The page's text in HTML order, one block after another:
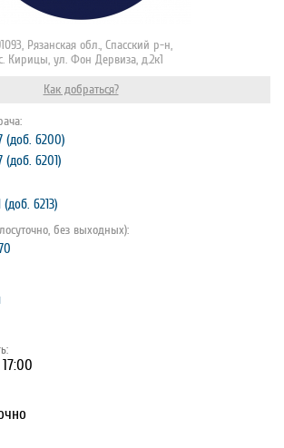
Рязанская обл., Спасский р-н,
Кирицы, ул. Фон Дервиза, д.2к1
Как добраться?
(доб. 6200)
(доб. 6201)
(доб. 6213)
без выходных):